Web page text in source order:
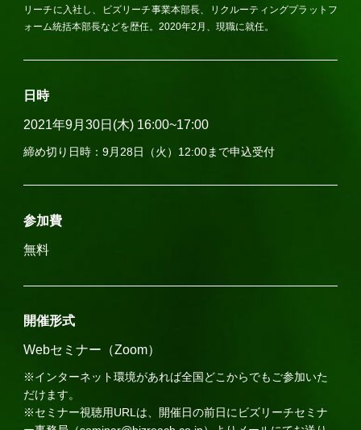
リーチに入社し、ビズリーチ事業本部長、リクルーティングプラットフ
ォーム統括本部長などを歴任。2020年2月、現職に就任。
日時
2021年9月30日(木) 16:00~17:00
締め切り日時：9月28日（火）12:00まで申込受付
参加費
無料
開催形式
Webセミナー（Zoom）
※インターネット環境があれば全国どこからでもご参加いた
だけます。
※セミナー視聴用URLは、開催日の前日にビズリーチセミナ